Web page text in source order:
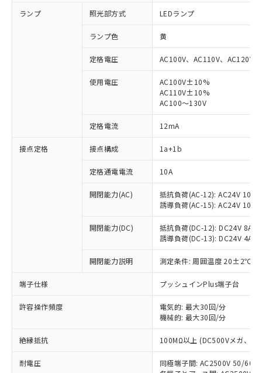
ランプ 照光部方式 LEDランプ
ランプ色 黄
定格電圧 AC100V、AC110V、AC120V
使用電圧
AC100V±10%
AC110V±10%
AC100～130V
定格電流 12mA
接点定格 接点構成 1a+1b
定格通電電流 10A
開閉能力(AC)
抵抗負荷(AC-12): AC24V 10A/
誘導負荷(AC-15): AC24V
開閉能力(DC)
抵抗負荷(DC-12): DC24V 8A/
誘導負荷(DC-13): DC24V 4A/
開閉能力説明 測定条件: 周囲温度 20±2℃、
端子仕様 プッシュインPlus端子台
許容操作頻度
電気的: 最大30回/分
機械的: 最大30回/分
絶縁抵抗 100MΩ以上 (DC500Vメガ、点
耐電圧
同極端子間: AC2500V 50/
ご利用条件
以下の条件をお読みいただき、同意のうえ
本サービスは、当社制御機器事業取扱
商品の当社在庫状況および標準価格
(税抜)を提供させていただくもので
当社制御機器事業取扱商品の中には、
本サービスの対象外となる商品もある
ことをご了承ください。
※1 対応状況
対応済み：EU RoHS指令（10物質）の
非含有に対応した製品が提供可能な商品で
対応予定：EU RoHS指令（10物質）の非含
有に対応した製品に切り替える予定のある
対応予定なし：EU RoHS指令（10物質）の
非含有に非対応の商品で、対応品を出す予
調査・確認中：EU RoHS指令（10物質）の
非含有の対応状況を調査中または確認中の
商品です。
非該当品：ライセンス料など無形物で、有
害物質有無と関係のない商品です。
仕入先様の事情により、非含有部品として
いたものが、含有品と判明した場合などや
「○」：最大均質材料含有率が中国RoHSの
「×」：最大均質材料含有率が中国RoHSの
基準値を超えていることを示します。
当社は、これら貴社製品のうち、外国